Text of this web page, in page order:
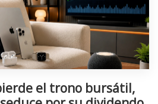
el trono bursátil,